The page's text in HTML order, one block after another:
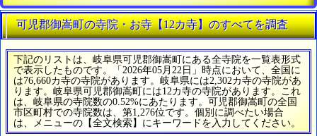
可児郡御嵩町の寺院・お寺【12カ寺】のすべてを調査
下記のリストは、岐阜県可児郡御嵩町にある全寺院を一覧表形式
で表示したものです。「2026年05月22日」時点において、全国に
は76,660カ寺の寺院があります。岐阜県には2,302カ寺の寺院があ
ります。岐阜県可児郡御嵩町には12カ寺の寺院があります。これ
は、岐阜県の寺院数の0.52%にあたります。可児郡御嵩町の全国
市区町村での寺院数は、第1,276位です。個別に調べたい場合
は、メニューの【全文検索】にキーワードを入力してください。